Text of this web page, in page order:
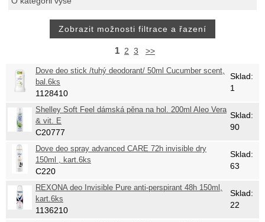
1 2 3 >>
Dove deo stick /tuhý deodorant/ 50ml Cucumber scent,
bal.6ks
1128410
Sklad:
1
Shelley Soft Feel dámská pěna na hol. 200ml Aleo Vera
& vit. E
C20777
Sklad:
90
Dove deo spray advanced CARE 72h invisible dry
150ml , kart.6ks
C220
Sklad:
63
REXONA deo Invisible Pure anti-perspirant 48h 150ml,
kart.6ks
1136210
Sklad:
22